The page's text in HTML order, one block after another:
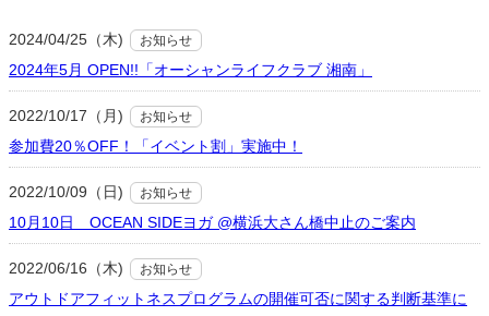
2024/04/25（木) お知らせ
2024年5月 OPEN!!「オーシャンライフクラブ 湘南」
2022/10/17（月) お知らせ
参加費20％OFF！「イベント割」実施中！
2022/10/09（日) お知らせ
10月10日 OCEAN SIDEヨガ @横浜大さん橋中止のご案内
2022/06/16（木) お知らせ
アウトドアフィットネスプログラムの開催可否に関する判断基準に